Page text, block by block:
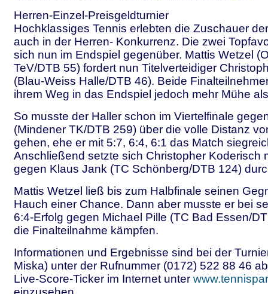
Herren-Einzel-Preisgeldturnier
Hochklassiges Tennis erlebten die Zuschauer
auch in der Herren- Konkurrenz. Die zwei
sich nun im Endspiel gegenüber. Mattis Wetzel
TeV/DTB 55) fordert nun Titelverteidiger
(Blau-Weiss Halle/DTB 46). Beide
ihrem Weg in das Endspiel jedoch mehr Mühe
So musste der Haller schon im Viertelfinale
(Mindener TK/DTB 259) über die volle Distanz
gehen, ehe er mit 5:7, 6:4, 6:1 das Match
Anschließend setzte sich Christopher Koderisch
gegen Klaus Jank (TC Schönberg/DTB 124)
Mattis Wetzel ließ bis zum Halbfinale seinen
Hauch einer Chance. Dann aber musste er bei
6:4-Erfolg gegen Michael Pille (TC Bad Essen/
die Finalteilnahme kämpfen.
Informationen und Ergebnisse sind bei der
Miska) unter der Rufnummer (0172) 522 88 46
Live-Score-Ticker im Internet unter